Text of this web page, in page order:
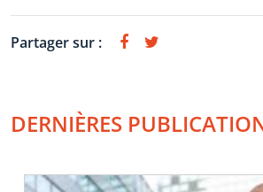
Partager sur :
DERNIÈRES